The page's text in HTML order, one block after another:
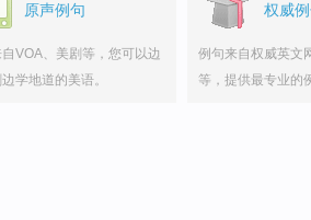
原声例句
VOA、美剧等，您可以边
学地道的美语。
权威
例句来自权威英文
等，提供最专业的